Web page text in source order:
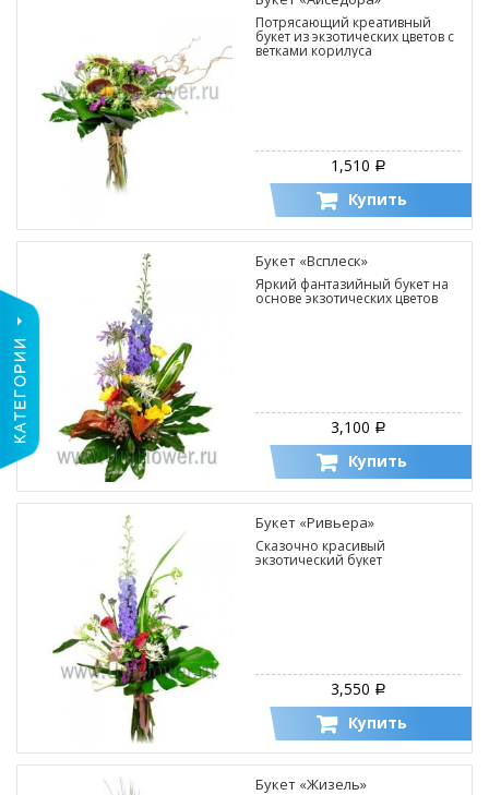
Потрясающий креативный
букет из экзотических цветов с
ветками корилуса
1,510 Р
Купить
Букет «Всплеск»
Яркий фантазийный букет на
основе экзотических цветов
3,100 Р
Купить
Букет «Ривьера»
Сказочно красивый
экзотический букет
3,550 Р
Купить
Букет «Жизель»